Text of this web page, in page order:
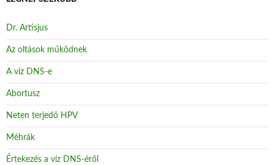
Dr. Artisjus
Az oltások működnek
A víz DNS-e
Abortusz
Neten terjedő HPV
Méhrák
Értekezés a víz DNS-éről